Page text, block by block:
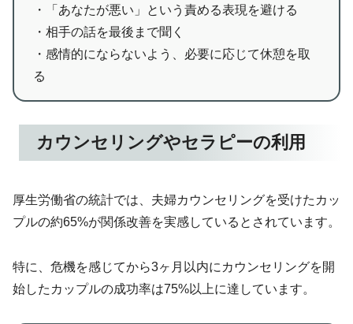
・「あなたが悪い」という責める表現を避ける
・相手の話を最後まで聞く
・感情的にならないよう、必要に応じて休憩を取
る
カウンセリングやセラピーの利用
厚生労働省の統計では、夫婦カウンセリングを受けたカッ
プルの約65%が関係改善を実感しているとされています。
特に、危機を感じてから3ヶ月以内にカウンセリングを開
始したカップルの成功率は75%以上に達しています。